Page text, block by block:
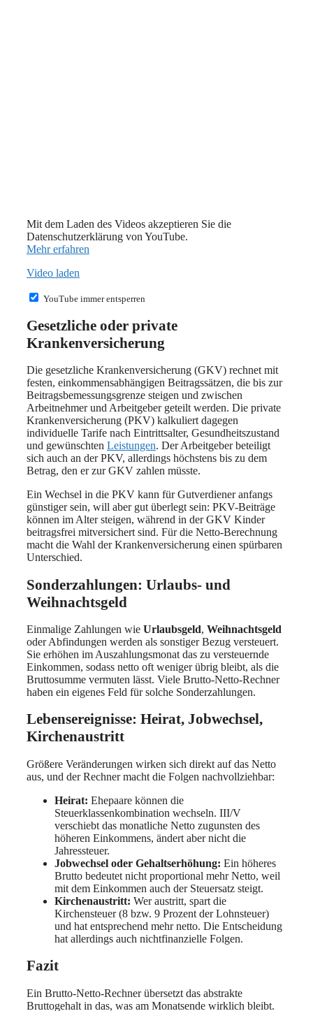
Mit dem Laden des Videos akzeptieren Sie die
Datenschutzerklärung von YouTube.
Mehr erfahren
Video laden
YouTube immer entsperren
Gesetzliche oder private
Krankenversicherung
Die gesetzliche Krankenversicherung (GKV) rechnet mit
festen, einkommensabhängigen Beitragssätzen, die bis zur
Beitragsbemessungsgrenze steigen und zwischen
Arbeitnehmer und Arbeitgeber geteilt werden. Die private
Krankenversicherung (PKV) kalkuliert dagegen
individuelle Tarife nach Eintrittsalter, Gesundheitszustand
und gewünschten Leistungen. Der Arbeitgeber beteiligt
sich auch an der PKV, allerdings höchstens bis zu dem
Betrag, den er zur GKV zahlen müsste.
Ein Wechsel in die PKV kann für Gutverdiener anfangs
günstiger sein, will aber gut überlegt sein: PKV-Beiträge
können im Alter steigen, während in der GKV Kinder
beitragsfrei mitversichert sind. Für die Netto-Berechnung
macht die Wahl der Krankenversicherung einen spürbaren
Unterschied.
Sonderzahlungen: Urlaubs- und
Weihnachtsgeld
Einmalige Zahlungen wie Urlaubsgeld, Weihnachtsgeld
oder Abfindungen werden als sonstiger Bezug versteuert.
Sie erhöhen im Auszahlungsmonat das zu versteuernde
Einkommen, sodass netto oft weniger übrig bleibt, als die
Bruttosumme vermuten lässt. Viele Brutto-Netto-Rechner
haben ein eigenes Feld für solche Sonderzahlungen.
Lebensereignisse: Heirat, Jobwechsel,
Kirchenaustritt
Größere Veränderungen wirken sich direkt auf das Netto
aus, und der Rechner macht die Folgen nachvollziehbar:
Heirat: Ehepaare können die
Steuerklassenkombination wechseln. III/V
verschiebt das monatliche Netto zugunsten des
höheren Einkommens, ändert aber nicht die
Jahressteuer.
Jobwechsel oder Gehaltserhöhung: Ein höheres
Brutto bedeutet nicht proportional mehr Netto, weil
mit dem Einkommen auch der Steuersatz steigt.
Kirchenaustritt: Wer austritt, spart die
Kirchensteuer (8 bzw. 9 Prozent der Lohnsteuer)
und hat entsprechend mehr netto. Die Entscheidung
hat allerdings auch nichtfinanzielle Folgen.
Fazit
Ein Brutto-Netto-Rechner übersetzt das abstrakte
Bruttogehalt in das, was am Monatsende wirklich bleibt.